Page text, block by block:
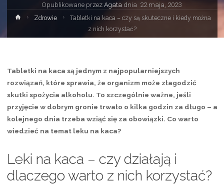
Opublikowane przezAgata dnia 22 maja, 2023
StronaZdrowie
Tabletki na kaca – czy są skuteczne i kiedy można
z nich korzystać?
Tabletki na kaca są jednym z najpopularniejszych
rozwiązań, które sprawia, że organizm może złagodzić
skutki spożycia alkoholu. To szczególnie ważne, jeśli
przyjęcie w dobrym gronie trwało o kilka godzin za długo – a
kolejnego dnia trzeba wziąć się za obowiązki. Co warto
wiedzieć na temat leku na kaca?
Leki na kaca – czy działają i
dlaczego warto z nich korzystać?